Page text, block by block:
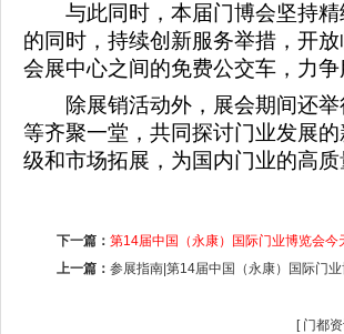
与此同时，本届门博会坚持精
的同时，持续创新服务举措，开
会展中心之间的免费公交车，力
除展销活动外，展会期间还举
等齐聚一堂，共同探讨门业发展
级和市场拓展，为国内门业的高
下一篇： 第14届中国（永康）国际门业博览会今
上一篇： 参展指南|第14届中国（永康）国际门
[ 门都